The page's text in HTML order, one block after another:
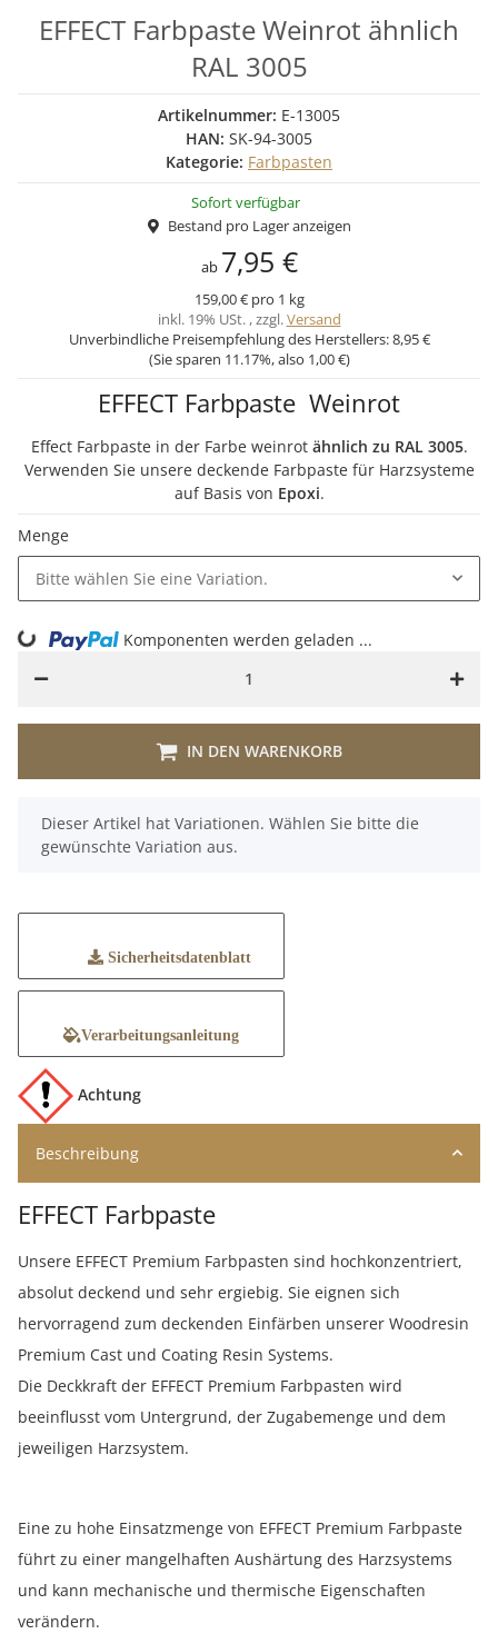
EFFECT Farbpaste Weinrot ähnlich
RAL 3005
Artikelnummer: E-13005
HAN: SK-94-3005
Kategorie: Farbpasten
Sofort verfügbar
Bestand pro Lager anzeigen
ab 7,95 €
159,00 € pro 1 kg
inkl. 19% USt. , zzgl. Versand
Unverbindliche Preisempfehlung des Herstellers:8,95 €
(Sie sparen 11.17%, also 1,00 €)
EFFECT Farbpaste Weinrot
Effect Farbpaste in der Farbe weinrot ähnlich zu RAL 3005.
Verwenden Sie unsere deckende Farbpaste für Harzsysteme
auf Basis von Epoxi.
Menge
Bitte wählen Sie eine Variation.
IN DEN WARENKORB
Komponenten werden geladen ...
x
Dieser Artikel hat Variationen. Wählen Sie bitte die
gewünschte Variation aus.
Sicherheitsdatenblatt
Verarbeitungsanleitung
Achtung
Beschreibung
EFFECT Farbpaste
Unsere EFFECT Premium Farbpasten sind hochkonzentriert,
absolut deckend und sehr ergiebig. Sie eignen sich
hervorragend zum deckenden Einfärben unserer Woodresin
Premium Cast und Coating Resin Systems.
Die Deckkraft der EFFECT Premium Farbpasten wird
beeinflusst vom Untergrund, der Zugabemenge und dem
jeweiligen Harzsystem.
Eine zu hohe Einsatzmenge von EFFECT Premium Farbpaste
führt zu einer mangelhaften Aushärtung des Harzsystems
und kann mechanische und thermische Eigenschaften
verändern.